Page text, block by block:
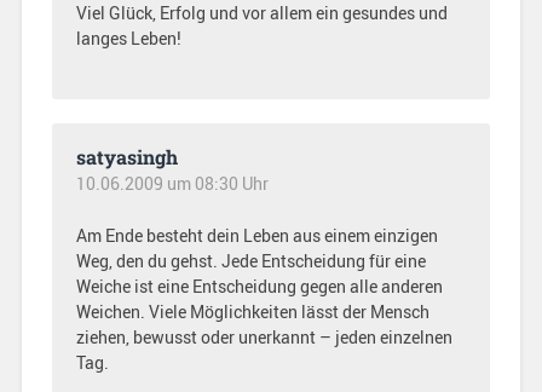
Viel Glück, Erfolg und vor allem ein gesundes und
langes Leben!
satyasingh
10.06.2009 um 08:30 Uhr
Am Ende besteht dein Leben aus einem einzigen
Weg, den du gehst. Jede Entscheidung für eine
Weiche ist eine Entscheidung gegen alle anderen
Weichen. Viele Möglichkeiten lässt der Mensch
ziehen, bewusst oder unerkannt – jeden einzelnen
Tag.